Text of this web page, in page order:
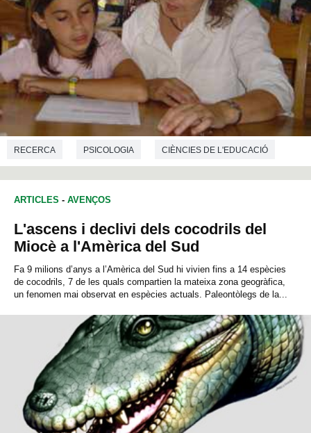
RECERCA PSICOLOGIA CIÈNCIES DE L'EDUCACIÓ
ARTICLES - AVENÇOS
L'ascens i declivi dels cocodrils del
Miocè a l'Amèrica del Sud
Fa 9 milions d’anys a l’Amèrica del Sud hi vivien fins a 14 espècies
de cocodrils, 7 de les quals compartien la mateixa zona geogràfica,
un fenomen mai observat en espècies actuals. Paleontòlegs de la...